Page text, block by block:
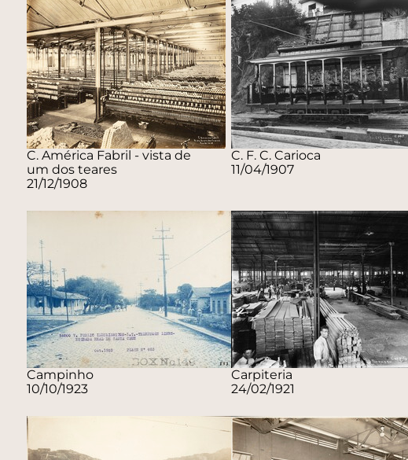
C. América Fabril - vista de
um dos teares
21/12/1908
C. F. C. Carioca
11/04/1907
Campinho
10/10/1923
Carpiteria
24/02/1921